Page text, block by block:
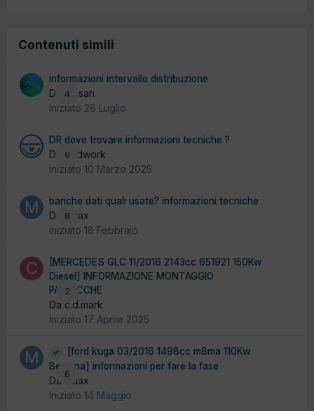
Contenuti simili
4
informazioni intervallo distribuzione
Da giasan
Iniziato 28 Luglio
9
DR dove trovare informazioni tecniche ?
Da badwork
Iniziato 10 Marzo 2025
8
banche dati quali usate? informazioni tecniche
Da maax
Iniziato 18 Febbraio
2
[MERCEDES GLC 11/2016 2143cc 651921 150Kw
Diesel] INFORMAZIONE MONTAGGIO
PASTICCHE
Da c.d.mark
Iniziato 17 Aprile 2025
6
[ford kuga 03/2016 1498cc m8ma 110Kw
Benzina] informazioni per fare la fase
Da maax
Iniziato 14 Maggio